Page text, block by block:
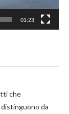
01:23
che
da